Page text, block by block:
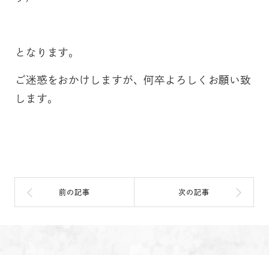
となります。
ご迷惑をおかけしますが、何卒よろしくお願い致
します。